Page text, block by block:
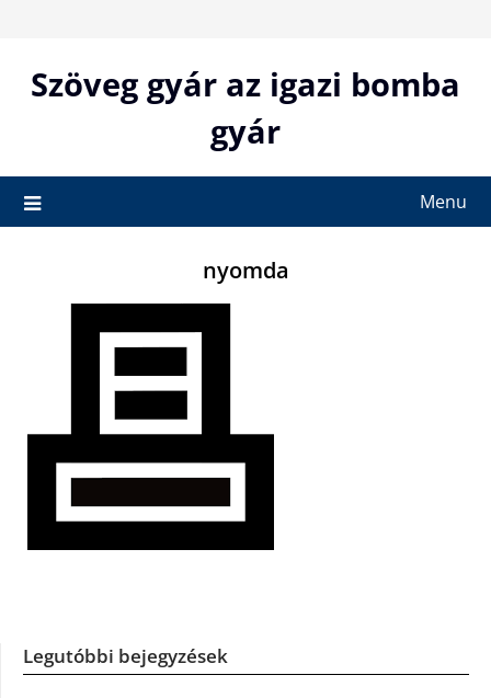
contentSzöveg gyár az igazi bomba
gyár
Menu
nyomda
Legutóbbi bejegyzések